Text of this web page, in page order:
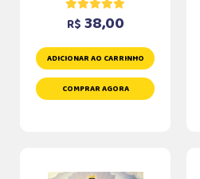
R$ 38,00
ADICIONAR AO CARRINHO
COMPRAR AGORA